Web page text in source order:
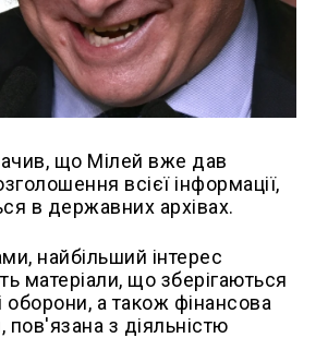
що Мілей вже дав
всієї інформації,
в державних архівах.
найбільший інтерес
матеріали, що зберігаються
оборони, а також фінансова
пов'язана з діяльністю